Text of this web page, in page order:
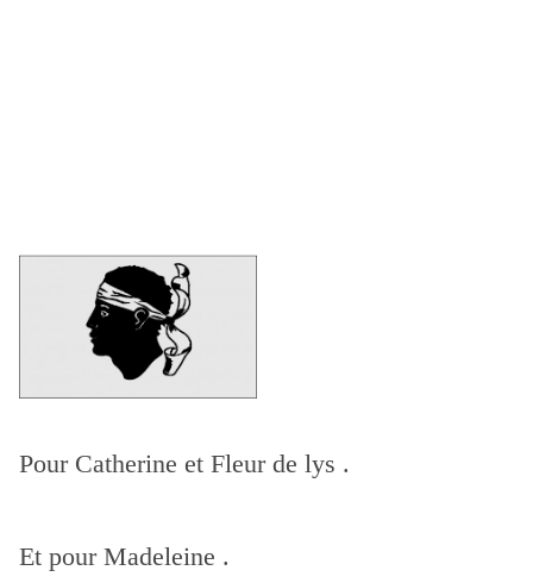
Pour Catherine et Fleur de lys .
Et pour Madeleine .